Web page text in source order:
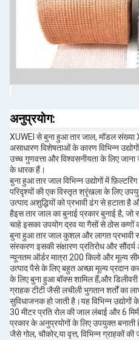
अनुप्रयोग:
XUWEI से बुना हुआ तार जाल, मॉडल संख्या
असाधारण विशेषताओं के कारण विभिन्न
उच्च गुणवत्ता और विश्वसनीयता के लिए
के धारक हैं।
बुना हुआ तार जाल विभिन्न उद्योगों में
परिदृश्यों की एक विस्तृत श्रृंखला के लिए
उत्पाद अशुद्धियों को प्रभावी ढंग से हटाता
हैइस तार जाल का बुनाई प्रकार बुनाई है, जो
चाहे इसका उपयोग द्रव या गैसों से ठोस
बुना हुआ तार जाल कुशल और लागत प्रभावी
संस्करण इसकी संक्षारण प्रतिरोध और
न्यूनतम ऑर्डर मात्रा 200 किलो और मूल्य
उत्पाद पैसे के लिए बहुत अच्छा मूल्य प्रदान
के लिए बुना हुआ बॉक्स शामिल हैं,और
ग्राहक टीटी जैसी लचीली भुगतान शर्तों का
सुविधाजनक हो जाती है।यह विभिन्न उद्योगों
30 मीटर प्रति रोल की जाल लंबाई और 6
प्रकार के अनुप्रयोगों के लिए उपयुक्त बनाती
जैसे गोल, चौकोर,या वृत्त, विभिन्न ग्राहकों